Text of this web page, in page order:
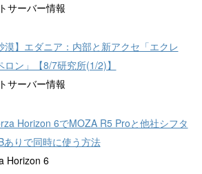
サーバー情報
漠】エダニア：内部と新アクセ「エクレ
ロン」【8/7研究所(1/2)】
サーバー情報
Horizon 6でMOZA R5 Proと他社シフタ
ありで同時に使う方法
Horizon 6